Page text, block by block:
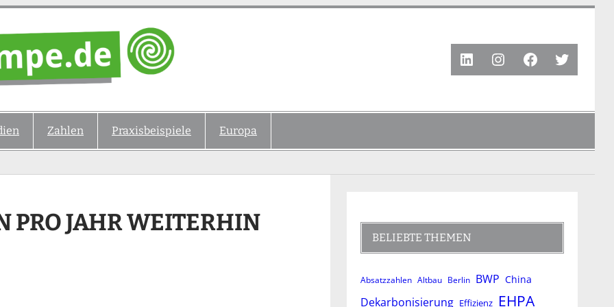
LinkedInInstagram
Facebook
Twitter
Zahlen Praxisbeispiele Europa
JAHR WEITERHIN
BELIEBTE THEMEN
Absatzzahlen Altbau Berlin BWP China
Dekarbonisierung Effizienz EHPA